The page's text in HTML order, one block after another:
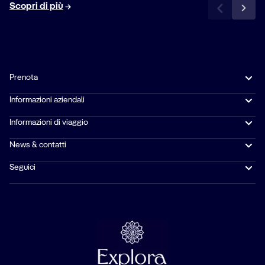
Scopri di più
Prenota
Informazioni aziendali
Informazioni di viaggio
News & contatti
Seguici